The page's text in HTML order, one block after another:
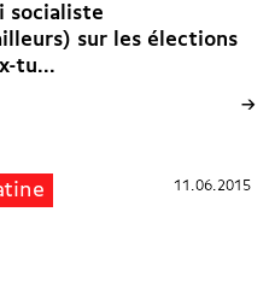
socialiste
sur les élections
tu...
→
11.06.2015
11.06.2015